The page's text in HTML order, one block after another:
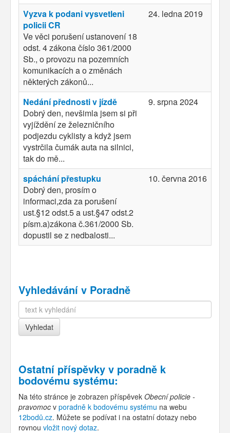
Vyzva k podani vysvetleni
policii CR
Ve věci porušení ustanovení 18
odst. 4 zákona číslo 361/2000
Sb., o provozu na pozemních
komunikacích a o změnách
některých zákonů...
24. ledna 2019
Nedání přednosti v jízdě
Dobrý den, nevšimla jsem si při
vyjíždění ze železničního
podjezdu cyklisty a když jsem
vystrčila čumák auta na silnici,
tak do mě...
9. srpna 2024
spáchání přestupku
Dobrý den, prosím o
informaci,zda za porušení
ust.§12 odst.5 a ust.§47 odst.2
písm.a)zákona č.361/2000 Sb.
dopustil se z nedbalosti...
10. června 2016
Vyhledávání v Poradně
Ostatní příspěvky v poradně k
bodovému systému:
Na této stránce je zobrazen příspěvek Obecní policie -
pravomoc v poradně k bodovému systému na webu
12bodů.cz. Můžete se podívat i na ostatní dotazy nebo
rovnou vložit nový dotaz.